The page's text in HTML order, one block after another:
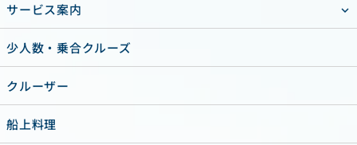
サービス案内
少人数・乗合クルーズ
クルーザー
船上料理